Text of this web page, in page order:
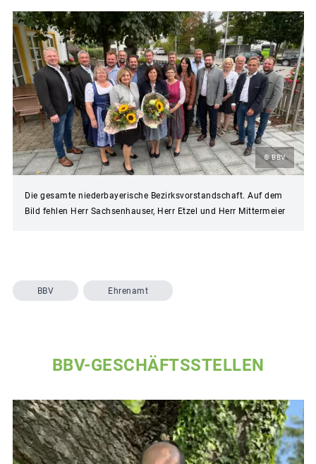
© BBV
Die gesamte niederbayerische Bezirksvorstandschaft. Auf dem
Bild fehlen Herr Sachsenhauser, Herr Etzel und Herr Mittermeier
BBV Ehrenamt
BBV-GESCHÄFTSSTELLEN